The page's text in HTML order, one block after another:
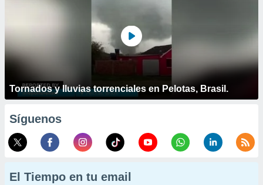
Tornados y lluvias torrenciales en Pelotas, Brasil.
Síguenos
El Tiempo en tu email